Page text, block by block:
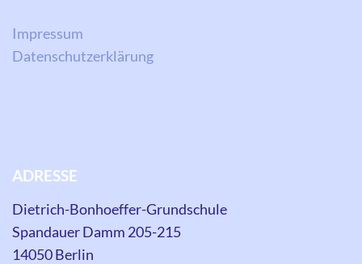
Impressum
Datenschutzerklärung
ADRESSE
Dietrich-Bonhoeffer-Grundschule
Spandauer Damm 205-215
14050 Berlin